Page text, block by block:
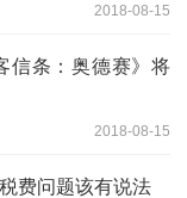
2018-08-15
信条：奥德赛》将
2018-08-15
费问题该有说法